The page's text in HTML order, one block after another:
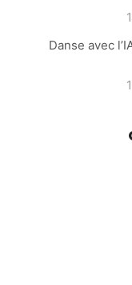
Danse avec